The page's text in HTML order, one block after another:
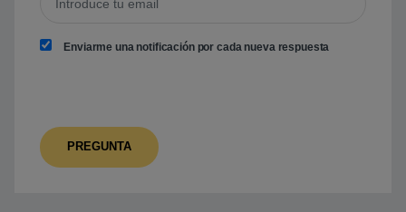
Enviarme una notificación por cada nueva respuesta